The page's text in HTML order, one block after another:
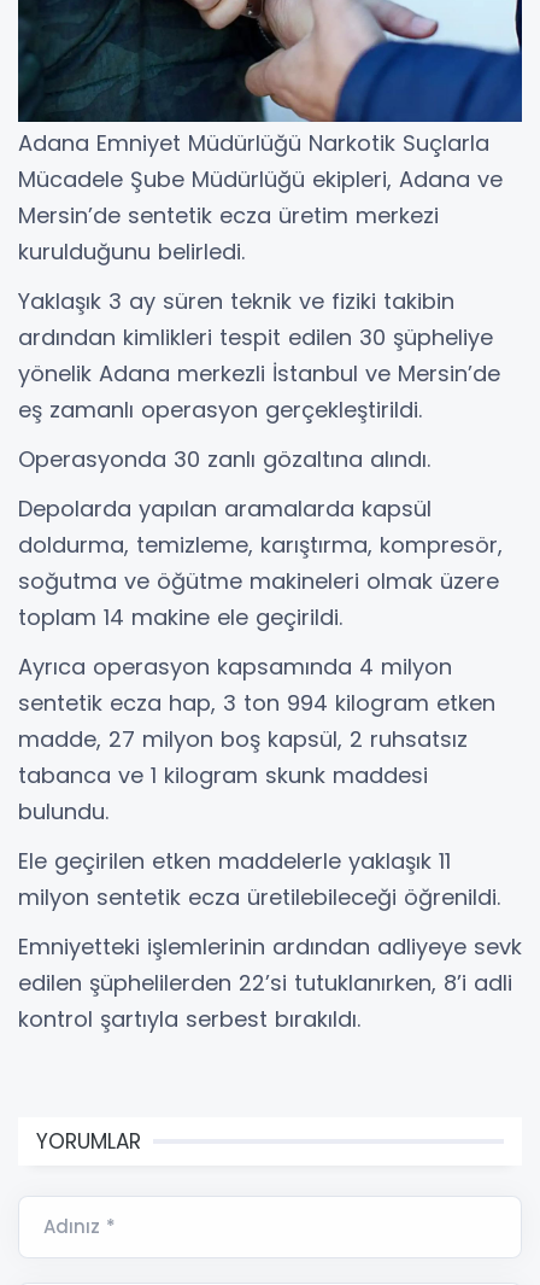
Adana Emniyet Müdürlüğü Narkotik Suçlarla
Mücadele Şube Müdürlüğü ekipleri, Adana ve
Mersin’de sentetik ecza üretim merkezi
kurulduğunu belirledi.
Yaklaşık 3 ay süren teknik ve fiziki takibin
ardından kimlikleri tespit edilen 30 şüpheliye
yönelik Adana merkezli İstanbul ve Mersin’de
eş zamanlı operasyon gerçekleştirildi.
Operasyonda 30 zanlı gözaltına alındı.
Depolarda yapılan aramalarda kapsül
doldurma, temizleme, karıştırma, kompresör,
soğutma ve öğütme makineleri olmak üzere
toplam 14 makine ele geçirildi.
Ayrıca operasyon kapsamında 4 milyon
sentetik ecza hap, 3 ton 994 kilogram etken
madde, 27 milyon boş kapsül, 2 ruhsatsız
tabanca ve 1 kilogram skunk maddesi
bulundu.
Ele geçirilen etken maddelerle yaklaşık 11
milyon sentetik ecza üretilebileceği öğrenildi.
Emniyetteki işlemlerinin ardından adliyeye sevk
edilen şüphelilerden 22’si tutuklanırken, 8’i adli
kontrol şartıyla serbest bırakıldı.
YORUMLAR
Adınız *